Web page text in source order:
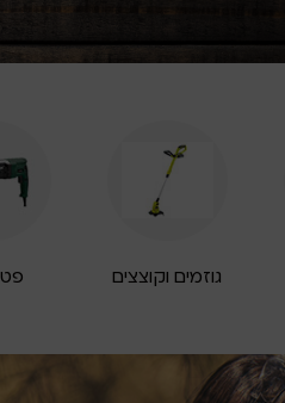
גוזמים וקוצצים